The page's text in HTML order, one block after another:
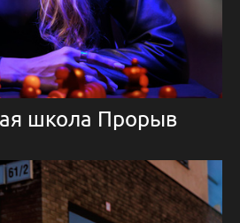
школа Прорыв